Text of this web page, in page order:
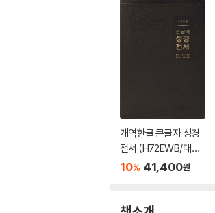
개역한글 큰글자 성경
전서 (H72EWB/대단
본/무지퍼/PU/반달 색
10% 41,400원